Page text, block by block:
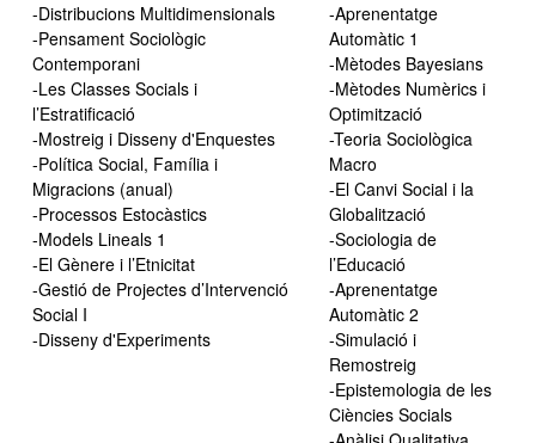
-Distribucions Multidimensionals
-Pensament Sociològic
Contemporani
-Les Classes Socials i
l’Estratificació
-Mostreig i Disseny d'Enquestes
-Política Social, Família i
Migracions (anual)
-Processos Estocàstics
-Models Lineals 1
-El Gènere i l’Etnicitat
-Gestió de Projectes d’Intervenció
Social I
-Disseny d'Experiments
-Aprenentatge
Automàtic 1
-Mètodes Bayesians
-Mètodes Numèrics i
Optimització
-Teoria Sociològica
Macro
-El Canvi Social i la
Globalització
-Sociologia de
l’Educació
-Aprenentatge
Automàtic 2
-Simulació i
Remostreig
-Epistemologia de les
Ciències Socials